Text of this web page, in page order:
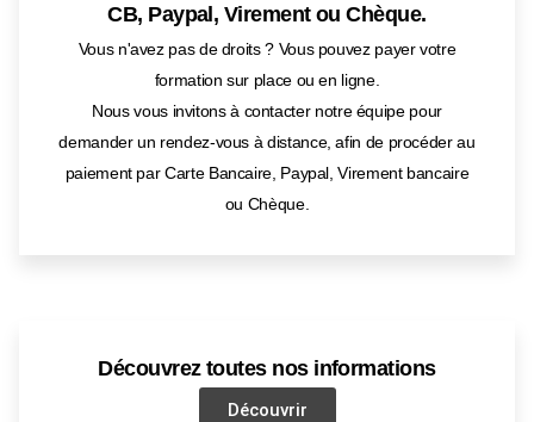
CB, Paypal, Virement ou Chèque.
Vous n'avez pas de droits ? Vous pouvez payer votre
formation sur place ou en ligne.
Nous vous invitons à contacter notre équipe pour
demander un rendez-vous à distance, afin de procéder au
paiement par Carte Bancaire, Paypal, Virement bancaire
ou Chèque.
Découvrez toutes nos informations
Découvrir